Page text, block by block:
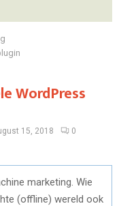
WordPress
15, 2018
0
marketing. Wie
(offline) wereld ook